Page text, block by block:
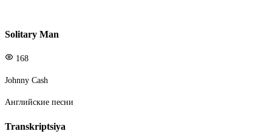
Solitary Man
168
Johnny Cash
Английские песни
Transkriptsiya